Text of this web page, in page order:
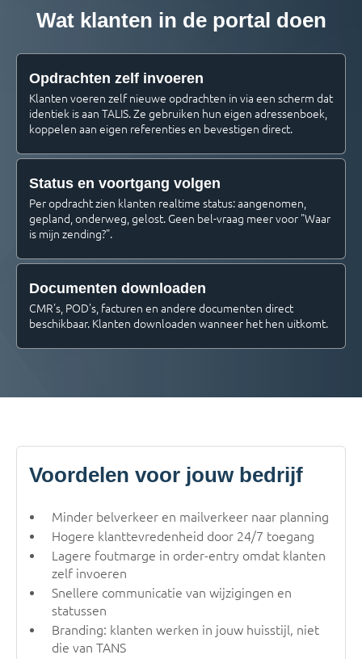
Wat klanten in de portal doen
Opdrachten zelf invoeren
Klanten voeren zelf nieuwe opdrachten in via een scherm dat
identiek is aan TALIS. Ze gebruiken hun eigen adressenboek,
koppelen aan eigen referenties en bevestigen direct.
Status en voortgang volgen
Per opdracht zien klanten realtime status: aangenomen,
gepland, onderweg, gelost. Geen bel-vraag meer voor "Waar
is mijn zending?".
Documenten downloaden
CMR's, POD's, facturen en andere documenten direct
beschikbaar. Klanten downloaden wanneer het hen uitkomt.
Voordelen voor jouw bedrijf
Minder belverkeer en mailverkeer naar planning
Hogere klanttevredenheid door 24/7 toegang
Lagere foutmarge in order-entry omdat klanten
zelf invoeren
Snellere communicatie van wijzigingen en
statussen
Branding: klanten werken in jouw huisstijl, niet
die van TANS